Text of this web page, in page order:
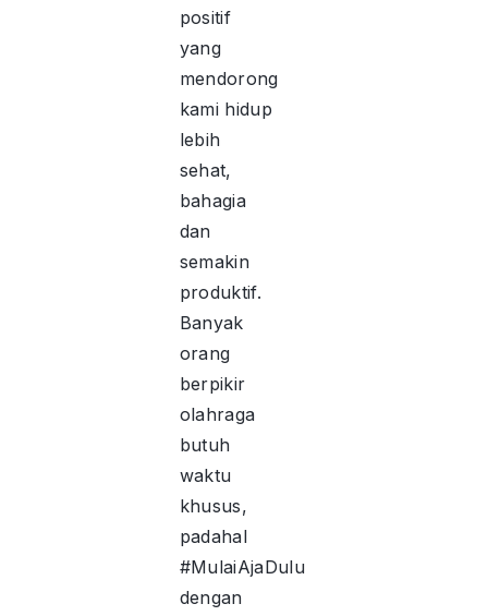
positif
yang
mendorong
kami hidup
lebih
sehat,
bahagia
dan
semakin
produktif.
Banyak
orang
berpikir
olahraga
butuh
waktu
khusus,
padahal
#MulaiAjaDulu
dengan